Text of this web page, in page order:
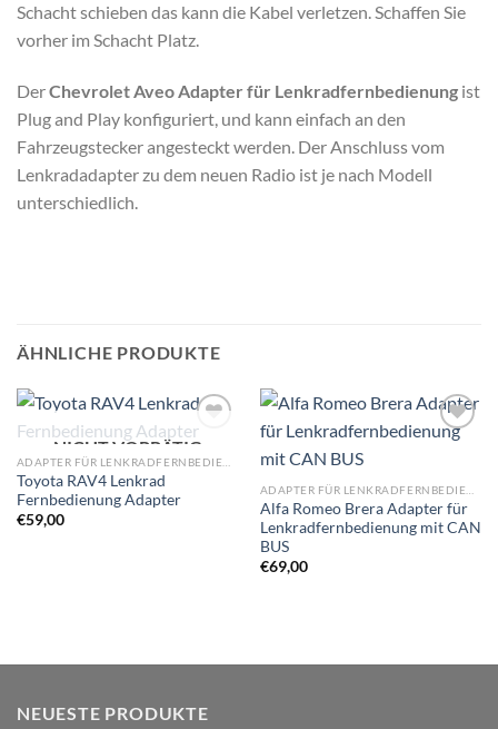
Schacht schieben das kann die Kabel verletzen. Schaffen Sie
vorher im Schacht Platz.
DerChevrolet Aveo Adapter für Lenkradfernbedienung ist
Plug and Play konfiguriert, und kann einfach an den
Fahrzeugstecker angesteckt werden. Der Anschluss vom
Lenkradadapter zu dem neuen Radio ist je nach Modell
unterschiedlich.
ÄHNLICHE PRODUKTE
Zu
Wunschliste
hinzufügen
NICHT VORRÄTIG
Toyota RAV4 Lenkrad
Fernbedienung Adapter
€59,00
Alfa Romeo Brera Adapter für
Lenkradfernbedienung mit CAN
BUS
€69,00
NEUESTE PRODUKTE